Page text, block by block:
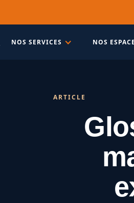
NOS SERVICES NOS
ARTICLE